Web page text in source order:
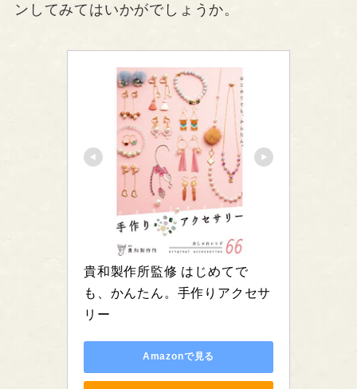
ンしてみてはいかがでしょうか。
貴和製作所監修 はじめてで
も、かんたん。手作りアクセサ
リー
Amazonで見る